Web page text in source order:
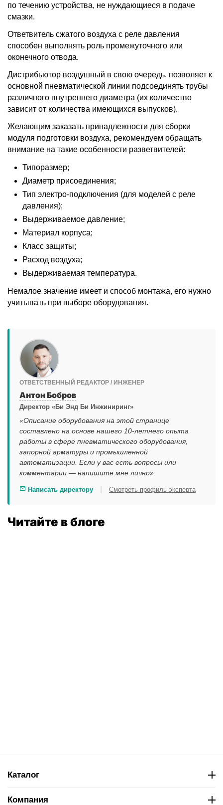
по течению устройства, не нуждающиеся в подаче
смазки.
Ответвитель сжатого воздуха с реле давления
способен выполнять роль промежуточного или
оконечного отвода.
Дистрибьютор воздушный в свою очередь, позволяет к
основной пневматической линии подсоединять трубы
различного внутреннего диаметра (их количество
зависит от количества имеющихся выпусков).
Желающим заказать принадлежности для сборки
модуля подготовки воздуха, рекомендуем обращать
внимание на такие особенности разветвителей:
Типоразмер;
Диаметр присоединения;
Тип электро-подключения (для моделей с реле
давления);
Выдерживаемое давление;
Материал корпуса;
Класс защиты;
Расход воздуха;
Выдерживаемая температура.
Немалое значение имеет и способ монтажа, его нужно
учитывать при выборе оборудования.
ОТВЕТСТВЕННЫЙ РЕДАКТОР / ИНЖЕНЕР
Антон Бобров
Директор «Би Энд Би Инжиниринг»
«Описание оборудования на этой странице
составлено на основе нашего 10-летнего опыта
работы в сфере пневматического оборудования,
запорной арматуры и промышленной
автоматизации. Если у вас есть вопросы или
комментарии — напишите мне лично».
Написать директору Смотреть профиль эксперта
Читайте в блоге
Каталог
Компания